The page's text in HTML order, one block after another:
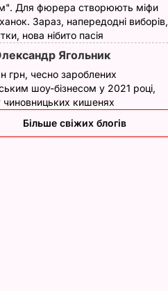
Для фюрера створюють міфи
Зараз, напередодні виборів,
нова нібито пасія
Ягольник
грн, чесно зароблених
шоу-бізнесом у 2021 році,
чиновницьких кишенях
Більше свіжих блогів